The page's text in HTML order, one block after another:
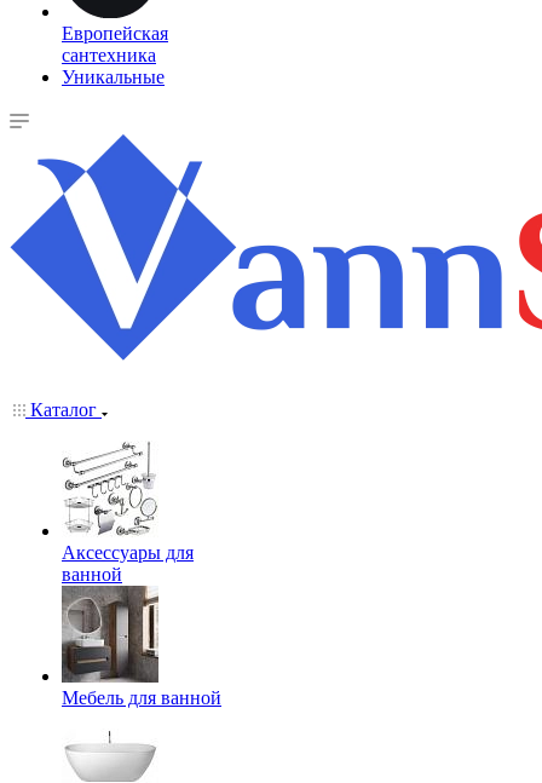
Европейская
сантехника
Уникальные
Каталог
Аксессуары для
ванной
Мебель для ванной